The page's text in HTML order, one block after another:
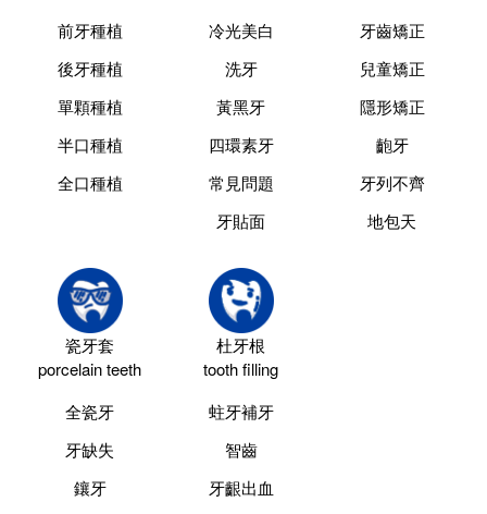
前牙種植
後牙種植
單顆種植
半口種植
全口種植
冷光美白
洗牙
黃黑牙
四環素牙
常見問題
牙貼面
牙齒矯正
兒童矯正
隱形矯正
齙牙
牙列不齊
地包天
瓷牙套
porcelain teeth
全瓷牙
牙缺失
鑲牙
杜牙根
tooth filling
蛀牙補牙
智齒
牙齦出血